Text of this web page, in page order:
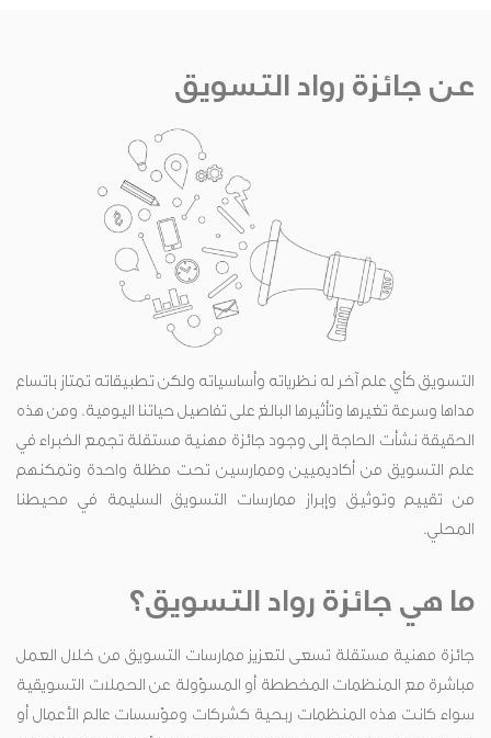
عن جائزة رواد التسويق
التسويق كأي علم آخر له نظرياته وأساسياته ولكن تطبيقاته تمتاز باتساع
مداها وسرعة تغيرها وتأثيرها البالغ على تفاصيل حياتنا اليومية. ومن هذه
الحقيقة نشأت الحاجة إلى وجود جائزة مهنية مستقلة تجمع الخبراء في
علم التسويق من أكاديميين وممارسين تحت مظلة واحدة وتمكنهم
من تقييم وتوثيق وإبراز ممارسات التسويق السليمة في محيطنا
المحلي.
ما هي جائزة رواد التسويق؟
جائزة مهنية مستقلة تسعى لتعزيز ممارسات التسويق من خلال العمل
مباشرة مع المنظمات المخططة أو المسؤولة عن الحملات التسويقية
سواء كانت هذه المنظمات ربحية كشركات ومؤسسات عالم الأعمال أو